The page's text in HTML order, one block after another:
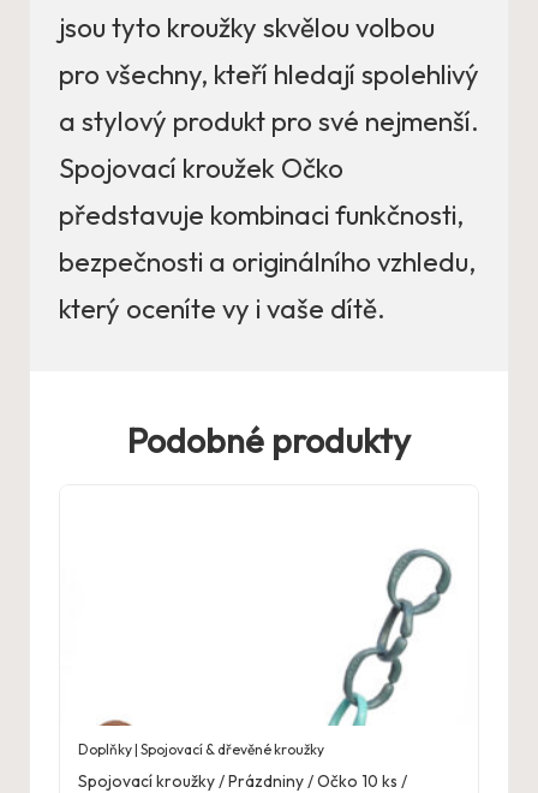
jsou tyto kroužky skvělou volbou
pro všechny, kteří hledají spolehlivý
a stylový produkt pro své nejmenší.
Spojovací kroužek Očko
představuje kombinaci funkčnosti,
bezpečnosti a originálního vzhledu,
který oceníte vy i vaše dítě.
Podobné produkty
Doplňky | Spojovací & dřevěné kroužky
Spojovací kroužky / Prázdniny / Očko 10 ks /